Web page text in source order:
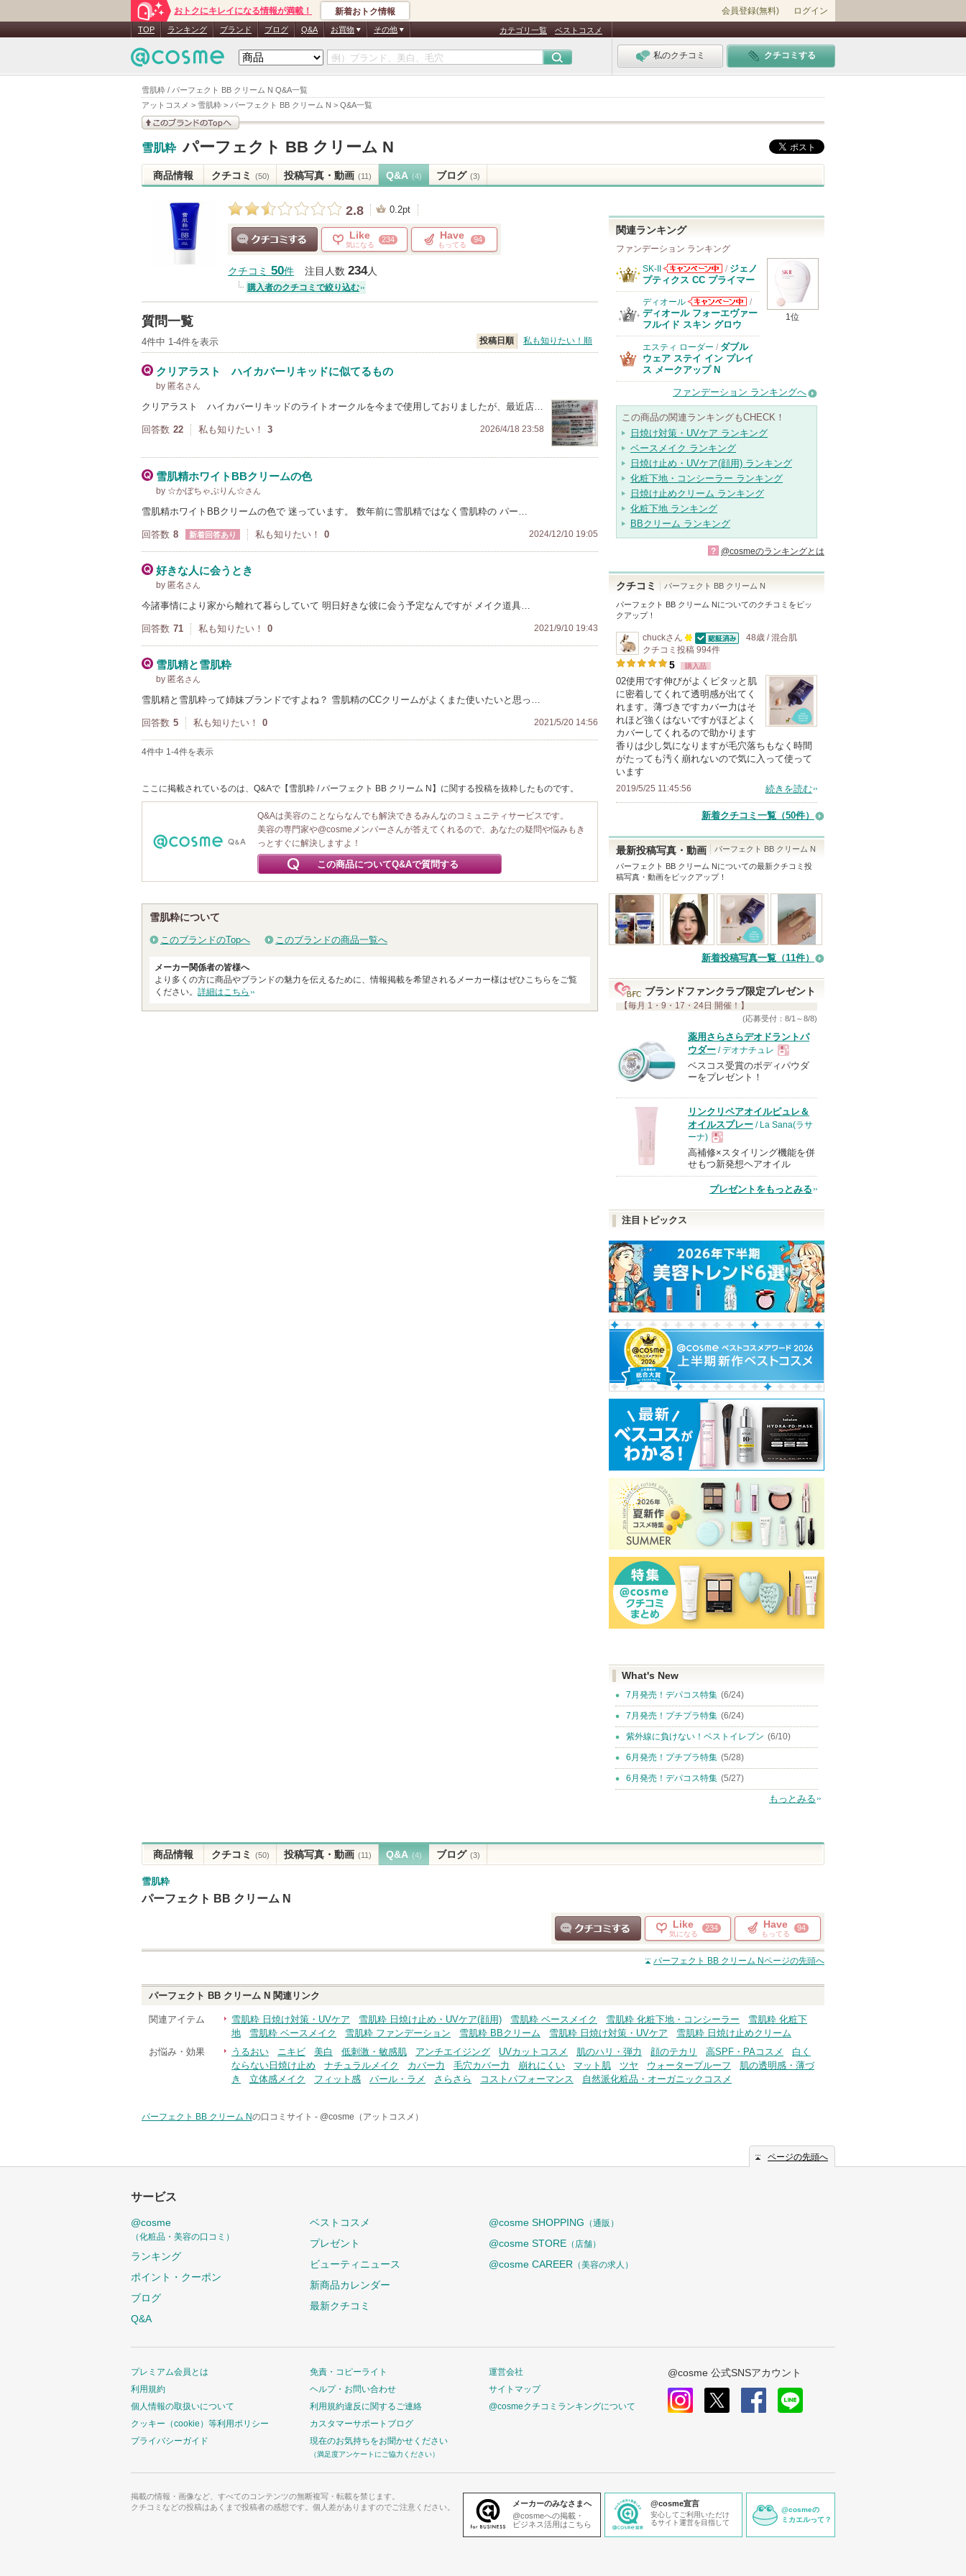
雪肌粋 / パーフェクト BB クリーム N Q&A一覧
アットコスメ > 雪肌粋 > パーフェクト BB クリーム N > Q&A一覧
おトクにキレイになる情報が満載！ 新着おトク情報 会員登録(無料) ログイン
TOP ランキング ブランド ブログ Q&A お買物 その他 カテゴリ一覧 ベストコスメ
私のクチコミ クチコミする
このブランドの情報を
見る
雪肌粋 パーフェクト BB クリーム N
商品情報 クチコミ (50) 投稿写真・動画 (11) Q&A (4) ブログ (3)
2.8 0.2pt
Like
気になる
234 Have
もってる
94
クチコミ 50件 注目人数 234人
購入者のクチコミで絞り込む
質問一覧
4件中 1-4件を表示 投稿日順 私も知りたい！順
クリアラスト ハイカバーリキッドに似てるもの
by 匿名 さん
クリアラスト ハイカバーリキッドのライトオークルを今まで使用しておりましたが、最近店…
回答数 22 私も知りたい！ 3 2026/4/18 23:58
雪肌精ホワイトBBクリームの色
by ☆かぼちゃぷりん☆さん
雪肌精ホワイトBBクリームの色で 迷っています。 数年前に雪肌精ではなく雪肌粋の パー…
回答数 8 新着回答あり 私も知りたい！ 0 2024/12/10 19:05
好きな人に会うとき
by 匿名 さん
今諸事情により家から離れて暮らしていて 明日好きな彼に会う予定なんですが メイク道具…
回答数 71 私も知りたい！ 0 2021/9/10 19:43
雪肌精と雪肌粋
by 匿名 さん
雪肌精と雪肌粋って姉妹ブランドですよね？ 雪肌精のCCクリームがよくまた使いたいと思っ…
回答数 5 私も知りたい！ 0 2021/5/20 14:56
4件中 1-4件を表示
ここに掲載されているのは、Q&Aで【雪肌粋 / パーフェクト BB クリーム N】に関する投稿を抜粋したものです。
Q&Aは美容のことならなんでも解決できるみんなのコミュニティサービスです。
美容の専門家や@cosmeメンバーさんが答えてくれるので、あなたの疑問や悩みもき
っとすぐに解決しますよ！
この商品についてQ&Aで質問する
雪肌粋について
このブランドのTopへ このブランドの商品一覧へ
メーカー関係者の皆様へ
より多くの方に商品やブランドの魅力を伝えるために、情報掲載を希望されるメーカー様はぜひこちらをご覧
ください。 詳細はこちら
関連ランキング
ファンデーション ランキング
1位
SK-II
SK-IIからのお
知らせがありま
す
/ ジェノ
プティクス CC プライマー
ディオール
ディオールから
のお知らせがあ
/
ディオール フォーエヴァー
フルイド スキン グロウ
エスティ ローダー / ダブル
ウェア ステイ イン プレイ
ス メークアップ N
ファンデーション ランキングへ
この商品の関連ランキングもCHECK！
日焼け対策・UVケア ランキング
ベースメイク ランキング
日焼け止め・UVケア(顔用) ランキング
化粧下地・コンシーラー ランキング
日焼け止めクリーム ランキング
化粧下地 ランキング
BBクリーム ランキング
? @cosmeのランキングとは
クチコミ パーフェクト BB クリーム N
パーフェクト BB クリーム Nについてのクチコミをピッ
クアップ！
chuckさん
100
人
以
上
の
メ
ン
ー
に
気
に
入
登
録
さ
て
い
認証済
48歳 / 混合肌
クチコミ投稿 994件
5 購入品
02使用です伸びがよくピタッと肌
に密着してくれて透明感が出てく
れます。薄づきですカバー力はそ
れほど強くはないですがほどよく
カバーしてくれるので助かります
香りは少し気になりますが毛穴落ちもなく時間
がたっても汚く崩れないので気に入って使って
います
2019/5/25 11:45:56 続きを読む
新着クチコミ一覧 （50件）
最新投稿写真・動画
パーフェクト BB クリーム N
パーフェクト BB クリーム Nについての最新クチコミ投
稿写真・動画をピックアップ！
新着投稿写真一覧（11件）
ブランドファンクラブ限定プレゼント
【毎月 1・9・17・24日 開催！】
(応募受付：8/1～8/8)
薬用さらさらデオドラントパ
ウダー / デオナチュレ
現
品
ベスコス受賞のボディパウダ
ーをプレゼント！
リンクリペアオイルピュレ＆
オイルスプレー / La Sana(ラサ
ーナ)
現
品
高補修×スタイリング機能を併
せもつ新発想ヘアオイル
プレゼントをもっとみる
注目トピックス
What's New
7月発売！デパコス特集 (6/24)
7月発売！プチプラ特集 (6/24)
紫外線に負けない！ベストイレブン (6/10)
6月発売！プチプラ特集 (5/28)
6月発売！デパコス特集 (5/27)
もっとみる
商品情報 クチコミ (50) 投稿写真・動画 (11) Q&A (4) ブログ (3)
雪肌粋
パーフェクト BB クリーム N
クチコミする
Like
気になる
234 Have
もってる
94
パーフェクト BB クリーム Nページの先頭へ
パーフェクト BB クリーム N 関連リンク
関連アイテム 雪肌粋 日焼け対策・UVケア 雪肌粋 日焼け止め・UVケア(顔用) 雪肌粋 ベースメイク 雪肌粋 化粧下地・コンシーラー
雪肌粋 化粧下
地
雪肌粋 ベースメイク 雪肌粋 ファンデーション 雪肌粋 BBクリーム 雪肌粋 日焼け対策・UVケア
雪肌粋 日焼け止めクリーム
お悩み・効果
うるおい ニキビ 美白 低刺激・敏感肌 アンチエイジング UVカットコスメ 肌のハリ・弾力 顔のテカリ 高SPF・PAコスメ
白く
ならない日焼け止め
ナチュラルメイク カバー力 毛穴カバー力 崩れにくい マット肌 ツヤ ウォータープルーフ
肌の透明感・薄づ
き
立体感メイク フィット感 パール・ラメ さらさら コストパフォーマンス 自然派化粧品・オーガニックコスメ
パーフェクト BB クリーム Nの口コミサイト - @cosme（アットコスメ）
ページの先頭へ
サービス
@cosme
（化粧品・美容の口コミ）
ランキング
ポイント・クーポン
ブログ
Q&A
ベストコスメ
プレゼント
ビューティニュース
新商品カレンダー
最新クチコミ
@cosme SHOPPING （通販）
@cosme STORE （店舗）
@cosme CAREER （美容の求人）
プレミアム会員とは
利用規約
個人情報の取扱いについて
クッキー（cookie）等利用ポリシー
プライバシーガイド
免責・コピーライト
ヘルプ・お問い合わせ
利用規約違反に関するご連絡
カスタマーサポートブログ
現在のお気持ちをお聞かせください
（満足度アンケートにご協力ください）
運営会社
サイトマップ
@cosmeクチコミランキングについて
@cosme 公式SNSアカウント
掲載の情報・画像など、すべてのコンテンツの無断複写・転載を禁じます。
クチコミなどの投稿はあくまで投稿者の感想です。個人差がありますのでご注意ください。
メーカーのみなさまへ
@cosmeへの掲載・
ビジネス活用はこちら
@cosme宣言
安心してご利用いただけ
るサイト運営を目指して
@cosmeの
ミカエルって？